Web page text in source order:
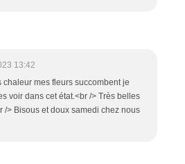
13:42
chaleur mes fleurs succombent je
voir dans cet état.<br /> Très belles
/> Bisous et doux samedi chez nous